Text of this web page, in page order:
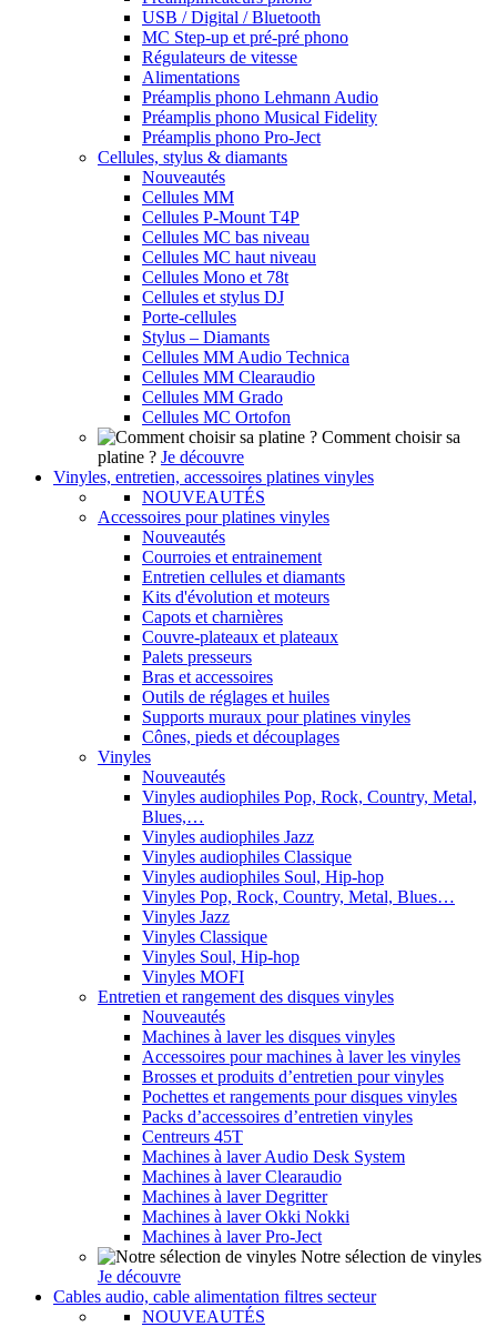
USB / Digital / Bluetooth
MC Step-up et pré-pré phono
Régulateurs de vitesse
Alimentations
Préamplis phono Lehmann Audio
Préamplis phono Musical Fidelity
Préamplis phono Pro-Ject
Cellules, stylus & diamants
Nouveautés
Cellules MM
Cellules P-Mount T4P
Cellules MC bas niveau
Cellules MC haut niveau
Cellules Mono et 78t
Cellules et stylus DJ
Porte-cellules
Stylus – Diamants
Cellules MM Audio Technica
Cellules MM Clearaudio
Cellules MM Grado
Cellules MC Ortofon
Comment choisir sa
platine ? Je découvre
Vinyles, entretien, accessoires platines vinyles
NOUVEAUTÉS
Accessoires pour platines vinyles
Nouveautés
Courroies et entrainement
Entretien cellules et diamants
Kits d'évolution et moteurs
Capots et charnières
Couvre-plateaux et plateaux
Palets presseurs
Bras et accessoires
Outils de réglages et huiles
Supports muraux pour platines vinyles
Cônes, pieds et découplages
Vinyles
Nouveautés
Vinyles audiophiles Pop, Rock, Country, Metal,
Blues,…
Vinyles audiophiles Jazz
Vinyles audiophiles Classique
Vinyles audiophiles Soul, Hip-hop
Vinyles Pop, Rock, Country, Metal, Blues…
Vinyles Jazz
Vinyles Classique
Vinyles Soul, Hip-hop
Vinyles MOFI
Entretien et rangement des disques vinyles
Nouveautés
Machines à laver les disques vinyles
Accessoires pour machines à laver les vinyles
Brosses et produits d’entretien pour vinyles
Pochettes et rangements pour disques vinyles
Packs d’accessoires d’entretien vinyles
Centreurs 45T
Machines à laver Audio Desk System
Machines à laver Clearaudio
Machines à laver Degritter
Machines à laver Okki Nokki
Machines à laver Pro-Ject
Notre sélection de vinyles
Je découvre
Cables audio, cable alimentation filtres secteur
NOUVEAUTÉS